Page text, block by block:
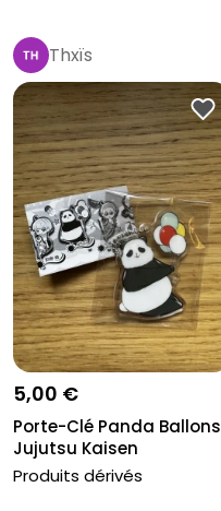
Thxïs
5,00 €
Porte-Clé Panda Ballons
Jujutsu Kaisen
Produits dérivés